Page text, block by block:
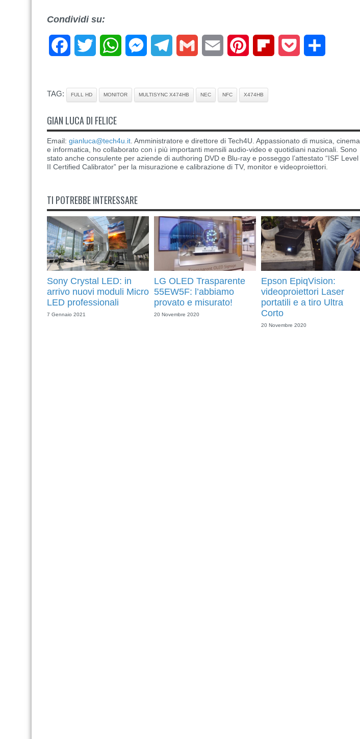
Condividi su:
FacebookTwitter WhatsAppMessengerTelegramGmail Email Pinterest FlipboardPocket
TAG: FULL HD MONITOR MULTISYNC X474HB NEC NFC X474HB
GIAN LUCA DI FELICE
Email: gianluca@tech4u.it . Amministratore e direttore di Tech4U. Appassionato di musica, cinema
e informatica, ho collaborato con i più importanti mensili audio-video e quotidiani nazionali. Sono
stato anche consulente per aziende di authoring DVD e Blu-ray e posseggo l’attestato “ISF Level
II Certified Calibrator” per la misurazione e calibrazione di TV, monitor e videoproiettori.
TI POTREBBE INTERESSARE
Sony Crystal LED: in
arrivo nuovi moduli Micro
LED professionali
7 Gennaio 2021
LG OLED Trasparente
55EW5F: l’abbiamo
provato e misurato!
20 Novembre 2020
Epson EpiqVision:
videoproiettori Laser
portatili e a tiro Ultra
Corto
20 Novembre 2020